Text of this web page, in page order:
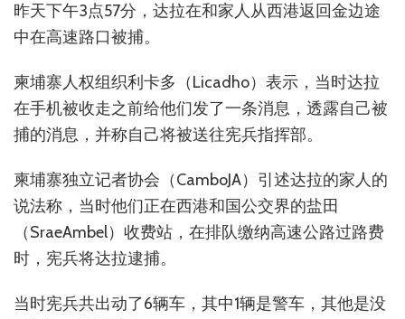
昨天下午3点57分，达拉在和家人从西港返回金边途
中在高速路口被捕。
柬埔寨人权组织利卡多（Licadho）表示，当时达拉
在手机被收走之前给他们发了一条消息，透露自己被
捕的消息，并称自己将被送往宪兵指挥部。
柬埔寨独立记者协会（CamboJA）引述达拉的家人的
说法称，当时他们正在西港和国公交界的盐田
（SraeAmbel）收费站，在排队缴纳高速公路过路费
时，宪兵将达拉逮捕。
当时宪兵共出动了6辆车，其中1辆是警车，其他是没